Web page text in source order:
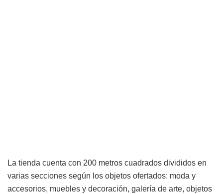
La tienda cuenta con 200 metros cuadrados divididos en
varias secciones según los objetos ofertados: moda y
accesorios, muebles y decoración, galería de arte, objetos